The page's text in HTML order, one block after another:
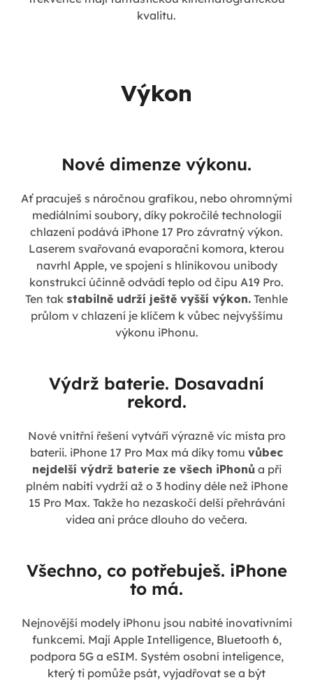
kvalitu.
Výkon
Nové dimenze výkonu.
Ať pracuješ s náročnou grafikou, nebo ohromnými
mediálními soubory, díky pokročilé technologii
chlazení podává iPhone 17 Pro závratný výkon.
Laserem svařovaná evaporační komora, kterou
navrhl Apple, ve spojení s hliníkovou unibody
konstrukcí účinně odvádí teplo od čipu A19 Pro.
Ten tak stabilně udrží ještě vyšší výkon. Tenhle
průlom v chlazení je klíčem k vůbec nejvyššímu
výkonu iPhonu.
Výdrž baterie. Dosavadní
rekord.
Nové vnitřní řešení vytváří výrazně víc místa pro
baterii. iPhone 17 Pro Max má díky tomu vůbec
nejdelší výdrž baterie ze všech iPhonů a při
plném nabití vydrží až o 3 hodiny déle než iPhone
15 Pro Max. Takže ho nezaskočí delší přehrávání
videa ani práce dlouho do večera.
Všechno, co potřebuješ. iPhone
to má.
Nejnovější modely iPhonu jsou nabité inovativními
funkcemi. Mají Apple Intelligence, Bluetooth 6,
podpora 5G a eSIM. Systém osobní inteligence,
který ti pomůže psát, vyjadřovat se a být